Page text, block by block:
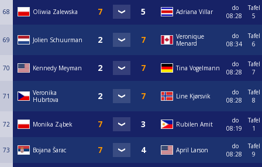
68 Oliwia Zalewska Adriana Villar
do
08:28
Tafel
5
69 Jolien Schuurman
Veronique
Menard
do
08:34
Tafel
6
70 Kennedy Meyman Tina Vogelmann
do
08:28
Tafel
7
71
Veronika
Hubrtova
Line Kjørsvik
do
08:28
Tafel
8
72 Monika Ząbek Rubilen Amit
do
08:19
Tafel
1
73 Bojana Šarac April Larson
do
08:28
Tafel
9